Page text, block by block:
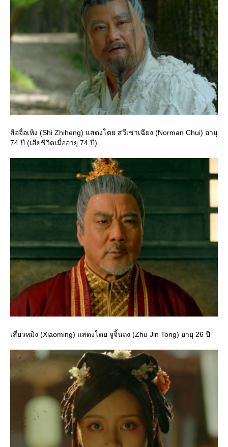
สือจื่อเหิง (Shi Zhiheng) แสดงโดย สวีเช่าเฉียง (Norman Chui) อายุ
74 ปี (เสียชีวิตเมื่ออายุ 74 ปี)
เสี่ยวหมิง (Xiaoming) แสดงโดย จูจิ้นถง (Zhu Jin Tong) อายุ 26 ปี